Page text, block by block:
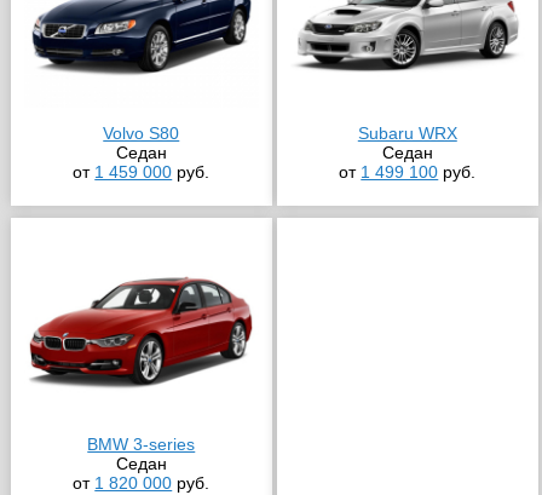
Volvo S80
Седан
от 1 459 000 руб.
Subaru WRX
Седан
от 1 499 100 руб.
BMW 3-series
Седан
от 1 820 000 руб.